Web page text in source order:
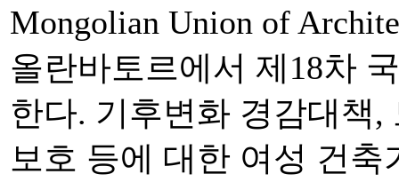
Mongolian Union of
올란바토르에서 제18차
한다. 기후변화 경감대책
보호 등에 대한 여성 건